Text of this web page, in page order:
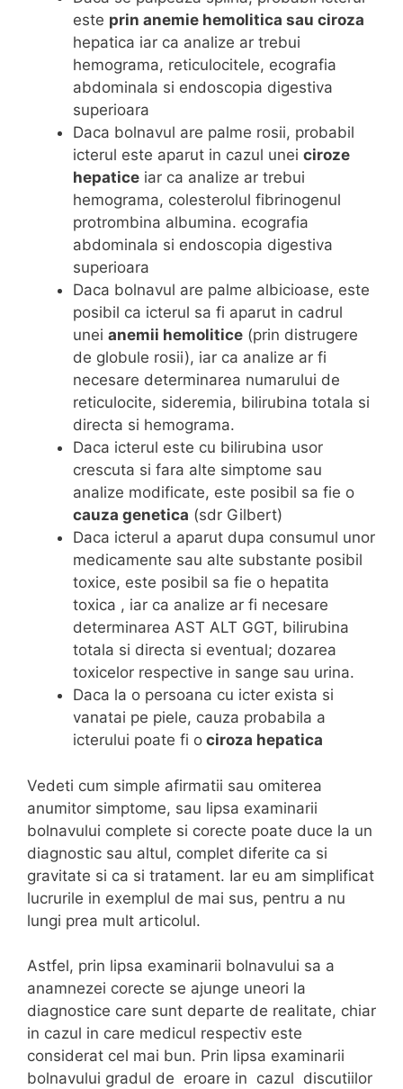
este prin anemie hemolitica sau ciroza
hepatica iar ca analize ar trebui
hemograma, reticulocitele, ecografia
abdominala si endoscopia digestiva
superioara
Daca bolnavul are palme rosii, probabil
icterul este aparut in cazul unei ciroze
hepatice iar ca analize ar trebui
hemograma, colesterolul fibrinogenul
protrombina albumina. ecografia
abdominala si endoscopia digestiva
superioara
Daca bolnavul are palme albicioase, este
posibil ca icterul sa fi aparut in cadrul
unei anemii hemolitice (prin distrugere
de globule rosii), iar ca analize ar fi
necesare determinarea numarului de
reticulocite, sideremia, bilirubina totala si
directa si hemograma.
Daca icterul este cu bilirubina usor
crescuta si fara alte simptome sau
analize modificate, este posibil sa fie o
cauza genetica (sdr Gilbert)
Daca icterul a aparut dupa consumul unor
medicamente sau alte substante posibil
toxice, este posibil sa fie o hepatita
toxica , iar ca analize ar fi necesare
determinarea AST ALT GGT, bilirubina
totala si directa si eventual; dozarea
toxicelor respective in sange sau urina.
Daca la o persoana cu icter exista si
vanatai pe piele, cauza probabila a
icterului poate fi o ciroza hepatica
Vedeti cum simple afirmatii sau omiterea
anumitor simptome, sau lipsa examinarii
bolnavului complete si corecte poate duce la un
diagnostic sau altul, complet diferite ca si
gravitate si ca si tratament. Iar eu am simplificat
lucrurile in exemplul de mai sus, pentru a nu
lungi prea mult articolul.
Astfel, prin lipsa examinarii bolnavului sa a
anamnezei corecte se ajunge uneori la
diagnostice care sunt departe de realitate, chiar
in cazul in care medicul respectiv este
considerat cel mai bun. Prin lipsa examinarii
bolnavului gradul de eroare in cazul discutiilor